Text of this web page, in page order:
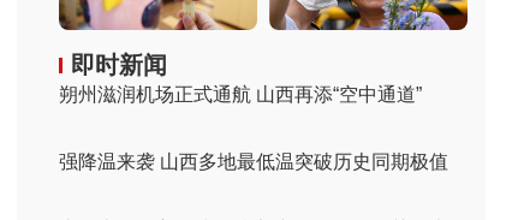
即时新闻
朔州滋润机场正式通航 山西再添“空中通道”
强降温来袭 山西多地最低温突破历史同期极值